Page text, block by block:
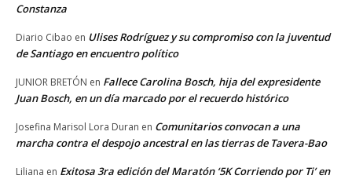
Constanza
Diario Cibao en Ulises Rodríguez y su compromiso con la juventud
de Santiago en encuentro político
JUNIOR BRETÓN en Fallece Carolina Bosch, hija del expresidente
Juan Bosch, en un día marcado por el recuerdo histórico
Josefina Marisol Lora Duran en Comunitarios convocan a una
marcha contra el despojo ancestral en las tierras de Tavera-Bao
Liliana en Exitosa 3ra edición del Maratón ‘5K Corriendo por Ti’ en